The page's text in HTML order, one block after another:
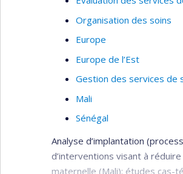
Organisation des soins
Europe
Europe de l’Est
Gestion des services de
Mali
Sénégal
Analyse d’implantation
d’interventions visant à
maternelle (Mali); études cas-